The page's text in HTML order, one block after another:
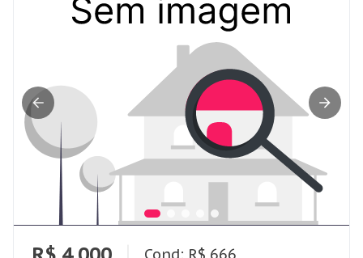
Cond: R$ 666